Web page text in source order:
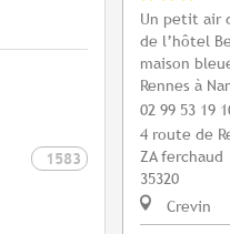
1583
Un petit air
de l’hôtel
maison
Rennes à
02 99 53 19
4 route de
ZA ferchaud
35320
Crevin